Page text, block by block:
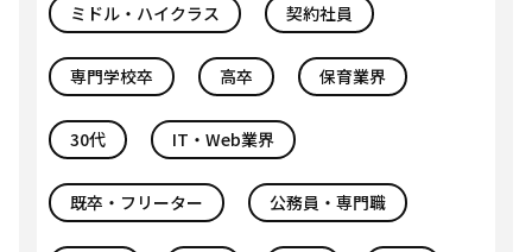
ミドル・ハイクラス 契約社員
専門学校卒 高卒 保育業界
30代 IT・Web業界
既卒・フリーター 公務員・専門職